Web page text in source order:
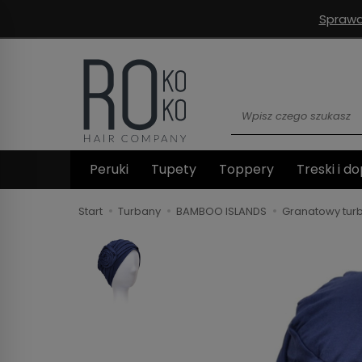
Peruki Tupety Toppery Treski i
Start Turbany BAMBOO ISLANDS Granatowy